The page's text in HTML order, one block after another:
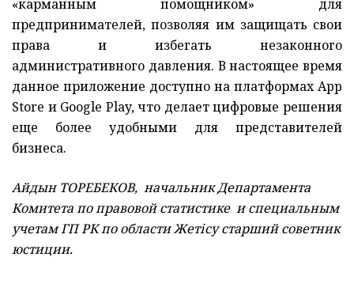
«карманным помощником» для
предпринимателей, позволяя им защищать свои
права и избегать незаконного
административного давления. В настоящее время
данное приложение доступно на платформах App
Store и Google Play, что делает цифровые решения
еще более удобными для представителей
бизнеса.
Айдын ТОРЕБЕКОВ, начальник Департамента
Комитета по правовой статистике и специальным
учетам ГП РК по области Жетісу старший советник
юстиции.